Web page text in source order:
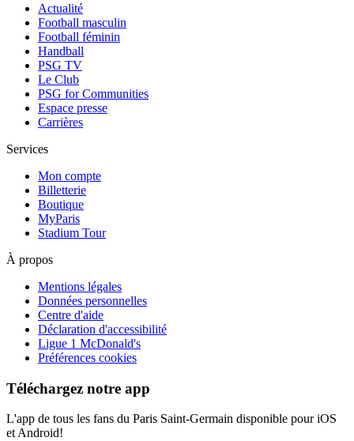
Actualité
Football masculin
Football féminin
Handball
PSG TV
Le Club
PSG for Communities
Espace presse
Carrières
Services
Mon compte
Billetterie
Boutique
MyParis
Stadium Tour
À propos
Mentions légales
Données personnelles
Centre d'aide
Déclaration d'accessibilité
Ligue 1 McDonald's
Préférences cookies
Téléchargez notre app
L'app de tous les fans du Paris Saint-Germain disponible pour iOS
et Android!